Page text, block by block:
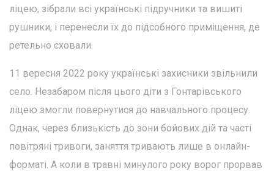
ліцею, зібрали всі українські підручники та вишиті
рушники, і перенесли їх до підсобного приміщення, де
ретельно сховали.
11 вересня 2022 року українські захисники звільнили
село. Незабаром після цього діти з Гонтарівського
ліцею змогли повернутися до навчального процесу.
Однак, через близькість до зони бойових дій та часті
повітряні тривоги, заняття тривають лише в онлайн-
форматі. А коли в травні минулого року ворог прорвав